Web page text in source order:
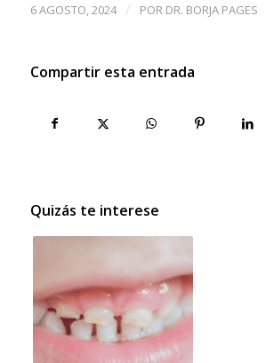
6 AGOSTO, 2024 / POR DR. BORJA PAGES
Compartir esta entrada
Quizás te interese